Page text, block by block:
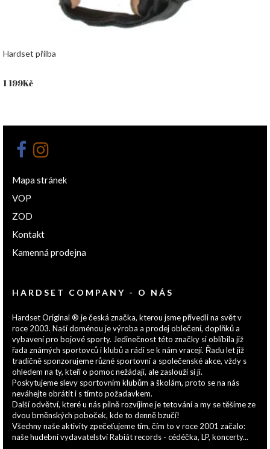
Hardset přilba
1 199Kč
Mapa stránek
VOP
ZOD
Kontakt
Kamenná prodejna
HARDSET COMPANY - O NÁS
Hardset Original ® je česká značka, kterou jsme přivedli na svět v
roce 2003. Naší doménou je výroba a prodej oblečení, doplňků a
vybavení pro bojové sporty. Jedinečnost této značky si oblíbila již
řada známých sportovců i klubů a rádi se k nám vracejí. Řadu let již
tradičně sponzorujeme různé sportovní a společenské akce, vždy s
ohledem na ty, kteří o pomoc nežádají, ale zaslouží si ji.
Poskytujeme slevy sportovním klubům a školám, proto se na nás
neváhejte obrátit i s tímto požadavkem.
Další odvětví, které u nás pilně rozvíjíme je tetování a my se těšíme ze
dvou brněnských poboček, kde to denně bzučí!
Všechny naše aktivity zpečeťujeme tím, čím to v roce 2001 začalo:
naše hudební vydavatelství Rabiát records - cédéčka, LP, koncerty...